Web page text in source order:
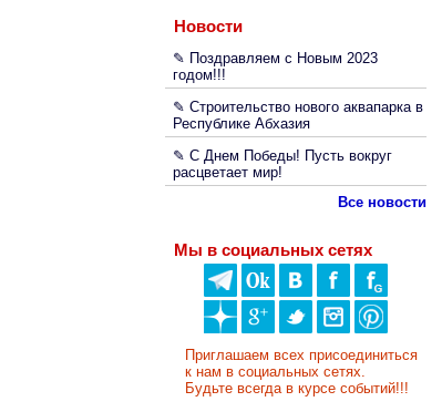
Новости
✎ Поздравляем с Новым 2023
годом!!!
✎ Строительство нового аквапарка в
Республике Абхазия
✎ С Днем Победы! Пусть вокруг
расцветает мир!
Все новости
Мы в социальных сетях
Приглашаем всех присоединиться
к нам в социальных сетях.
Будьте всегда в курсе событий!!!